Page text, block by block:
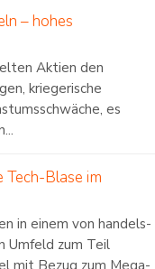
– hohes
Aktien den
kriegerische
es
Tech-Blase im
in einem von handels-
Umfeld zum Teil
mit Bezug zum Mega-